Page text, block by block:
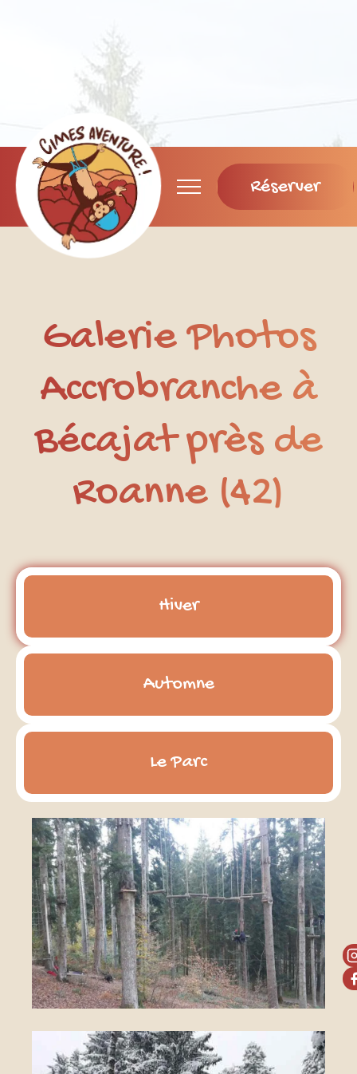
Réserver
Galerie Photos
Accrobranche à
Bécajat près de
Roanne (42)
Hiver
Automne
Le Parc